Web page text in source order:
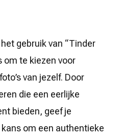
gebruik van “Tinder
om te kiezen voor
van jezelf. Door
die een eerlijke
bieden, geef je
om een authentieke